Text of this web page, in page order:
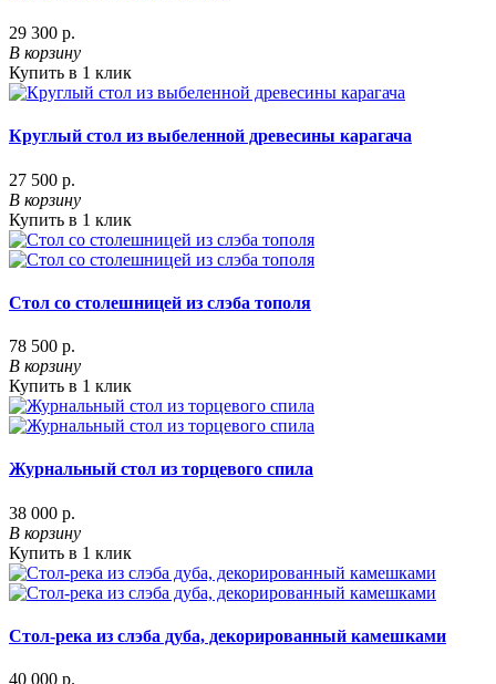
29 300 р.
В корзину
Купить в 1 клик
Круглый стол из выбеленной древесины карагача
27 500 р.
В корзину
Купить в 1 клик
Стол со столешницей из слэба тополя
78 500 р.
В корзину
Купить в 1 клик
Журнальный стол из торцевого спила
38 000 р.
В корзину
Купить в 1 клик
Стол-река из слэба дуба, декорированный камешками
40 000 р.